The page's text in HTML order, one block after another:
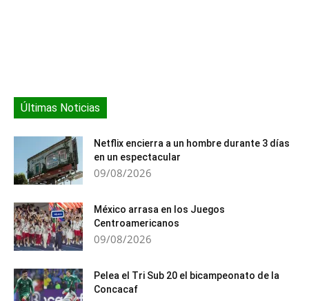
Últimas Noticias
Netflix encierra a un hombre durante 3 días
en un espectacular
09/08/2026
México arrasa en los Juegos
Centroamericanos
09/08/2026
Pelea el Tri Sub 20 el bicampeonato de la
Concacaf